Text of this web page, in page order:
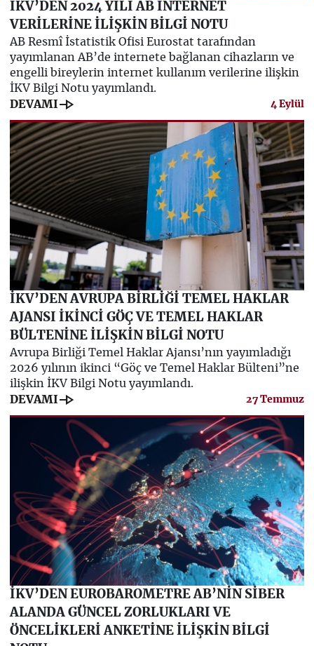
İKV’DEN 2024 YILI AB İNTERNET
VERİLERİNE İLİŞKİN BİLGİ NOTU
AB Resmî İstatistik Ofisi Eurostat tarafından
yayımlanan AB’de internete bağlanan cihazların ve
engelli bireylerin internet kullanım verilerine ilişkin
İKV Bilgi Notu yayımlandı.
DEVAMI line_end_arrow 4 Eylül
İKV’DEN AVRUPA BİRLİĞİ TEMEL HAKLAR
AJANSI İKİNCİ GÖÇ VE TEMEL HAKLAR
BÜLTENİNE İLİŞKİN BİLGİ NOTU
Avrupa Birliği Temel Haklar Ajansı’nın yayımladığı
2026 yılının ikinci “Göç ve Temel Haklar Bülteni”ne
ilişkin İKV Bilgi Notu yayımlandı.
DEVAMI line_end_arrow 27 Temmuz
İKV’DEN EUROBAROMETRE AB’NİN SİBER
ALANDA GÜNCEL ZORLUKLARI VE
ÖNCELİKLERİ ANKETİNE İLİŞKİN BİLGİ